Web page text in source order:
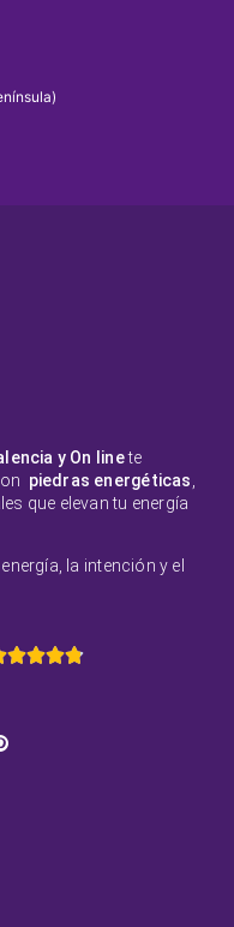
y On linete
piedras energéticas
que elevan tu energía
la intención y el
